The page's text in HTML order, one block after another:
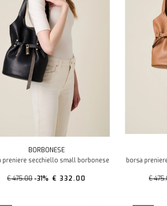
BORBONESE
preniere secchiello small borbonese
€ 475.00 -31% € 332.00
borsa
€